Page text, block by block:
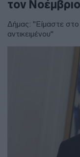
τον
Δήμας: "Είμαστε
αντικειμένου"